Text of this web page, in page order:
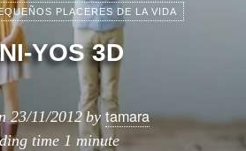
PLACERES DE LA VIDA
YOS 3D
23/11/2012 by tamara
time 1 minute